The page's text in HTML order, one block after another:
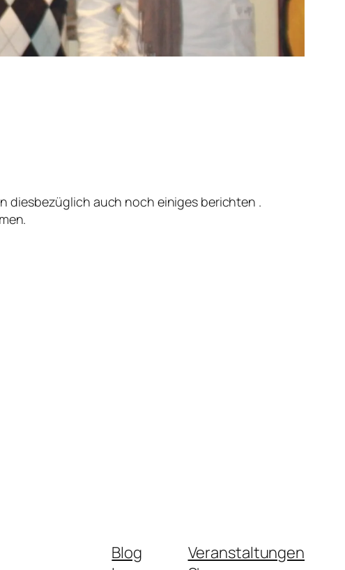
diesbezüglich auch noch einiges berichten .
Blog
Veranstaltungen